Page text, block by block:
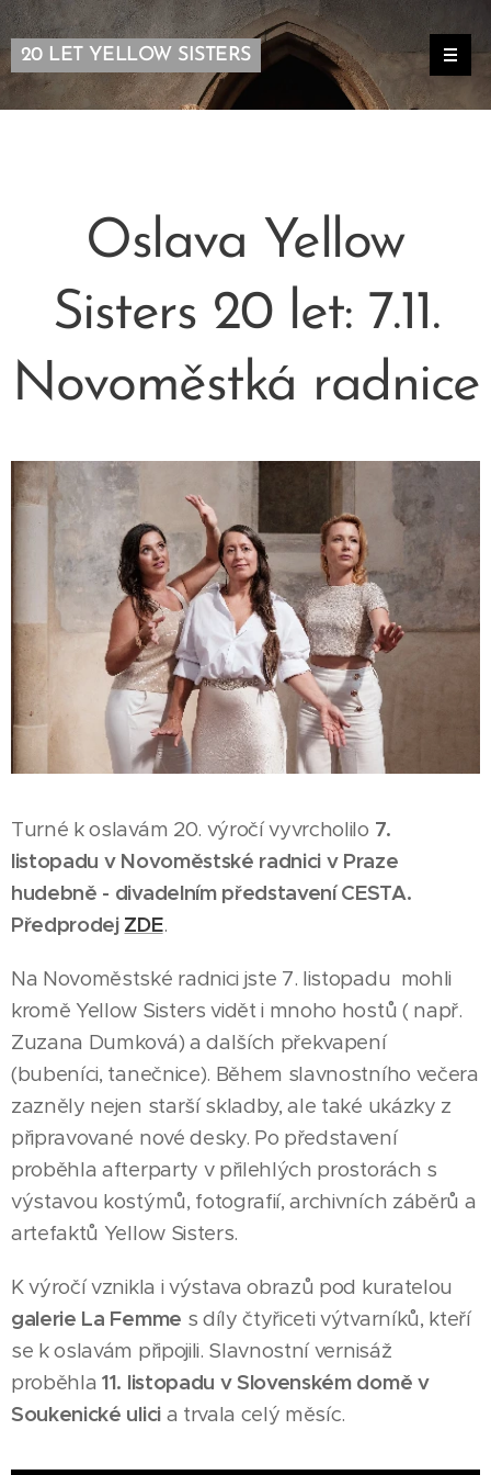
20 LET YELLOW SISTERS
Oslava Yellow
Sisters 20 let: 7.11.
Novoměstká radnice
Turné k oslavám 20. výročí vyvrcholilo 7.
listopadu v Novoměstské radnici v Praze
hudebně - divadelním představení CESTA.
Předprodej ZDE.
Na Novoměstské radnici jste 7. listopadu mohli
kromě Yellow Sisters vidět i mnoho hostů ( např.
Zuzana Dumková) a dalších překvapení
(bubeníci, tanečnice). Během slavnostního večera
zazněly nejen starší skladby, ale také ukázky z
připravované nové desky. Po představení
proběhla afterparty v přilehlých prostorách s
výstavou kostýmů, fotografií, archivních záběrů a
artefaktů Yellow Sisters.
K výročí vznikla i výstava obrazů pod kuratelou
galerie La Femme s díly čtyřiceti výtvarníků, kteří
se k oslavám připojili. Slavnostní vernisáž
proběhla11. listopadu v Slovenském domě v
Soukenické ulicia trvala celý měsíc.